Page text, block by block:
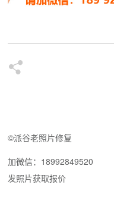
©派谷老照片修复
加微信：18992849520
发照片获取报价